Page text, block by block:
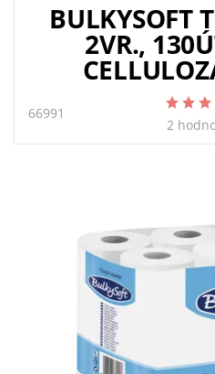
BULKYSOFT
2VR.,
66991
2